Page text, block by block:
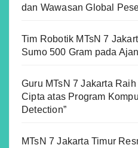
dan Wawasan Global
Tim Robotik MTsN 7
Sumo 500 Gram pada
Guru MTsN 7 Jakarta
Cipta atas Program
Detection”
MTsN 7 Jakarta Timur